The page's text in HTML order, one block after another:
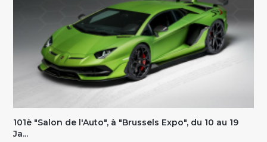
101è "Salon de l'Auto", à "Brussels Expo", du 10 au 19
Ja...